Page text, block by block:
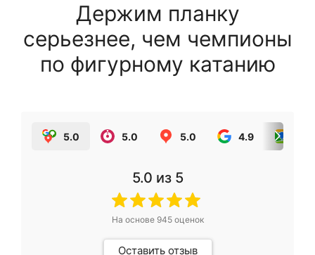
Держим планку
серьезнее, чем чемпионы
по фигурному катанию
5.0 5.0 5.0 4.9
5.0 из 5
На основе 945оценок
Оставить отзыв